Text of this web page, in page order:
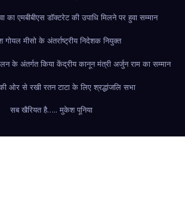
का एमबीबीएस डॉक्टरेट की उपाधि मिलने पर हुवा सम्मान
गोयल मीसो के अंतर्राष्ट्रीय निदेशक नियुक्त
के अंतर्गत किया केंद्रीय कानून मंत्री अर्जुन राम का सम्मान
की ओर से रखी रतन टाटा के लिए श्रद्धांजलि सभा
सब खैरियत है….. मुकेश पूनिया